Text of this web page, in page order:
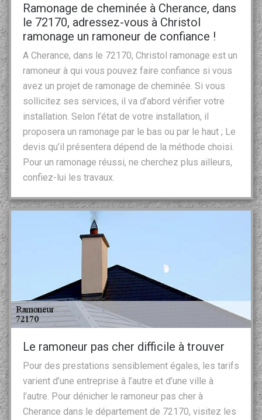
Ramonage de cheminée à Cherance, dans
le 72170, adressez-vous à Christol
ramonage un ramoneur de confiance !
A Cherance, dans le 72170, Christol ramonage est un
ramoneur à qui vous pouvez faire confiance si vous
avez un projet de ramonage de cheminée. Si vous
sollicitez ses services, il va d’abord vérifier votre
installation. Selon l’état de votre installation, il
proposera un ramonage par le bas ou par le haut ; Le
devis qu’il présentera dépend de la méthode choisi.
Pour un ramonage réussi, ne cherchez plus ailleurs,
confiez-lui les travaux.
Le ramoneur pas cher difficile à trouver
Pour des prestations sensiblement égales, les tarifs
varient d’une entreprise à l’autre et d’une ville à
l’autre. Pour dénicher le ramoneur pas cher à
Cherance dans le département de 72170, visitez les